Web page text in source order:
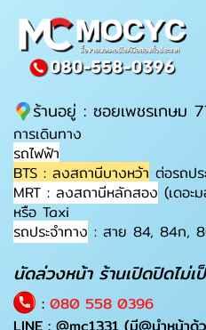
ร้านอยู่ : ซอยเพชรเกษม
การเดินทาง
รถไฟฟ้า
BTS : ลงสถานีบางหว้า ต่อรถป
MRT : ลงสถานีหลักสอง (เดอะ
หรือ Taxi
รถประจำทาง : สาย 84, 84ก,
นัดล่วงหน้า ร้านเปิดปิดไม่เ
: 080 558 0396